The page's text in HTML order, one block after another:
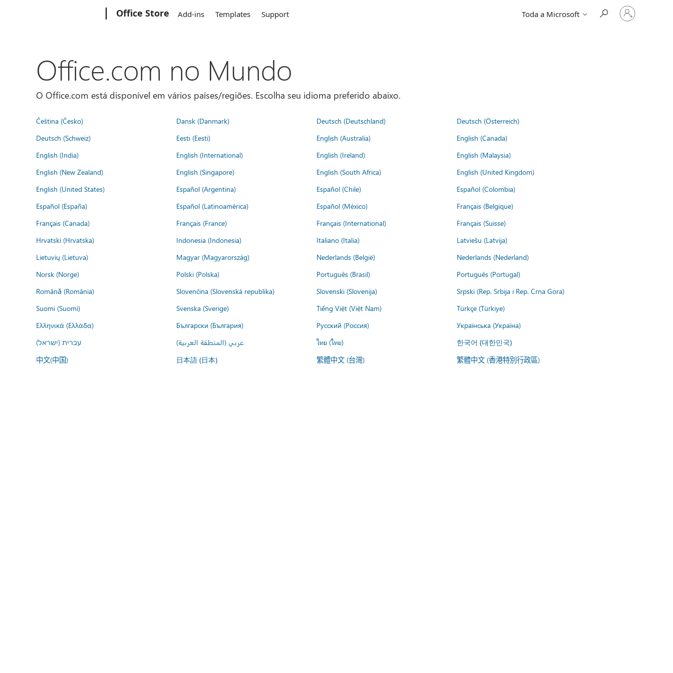
Office Store Add-ins Templates Support Toda a Microsoft
Entre
em
sua
Office.com no Mundo
O Office.com está disponível em vários países/regiões. Escolha seu idioma preferido abaixo.
Čeština (Česko) Dansk (Danmark) Deutsch (Deutschland)
Deutsch (Österreich)
Deutsch (Schweiz)
Eesti (Eesti) English (Australia)
English (Canada)
English (India)
English (International) English (Ireland)
English (Malaysia)
English (New Zealand)
English (Singapore) English (South Africa)
English (United Kingdom)
English (United States)
Español (Argentina) Español (Chile)
Español (Colombia)
Español (España)
Español (Latinoamérica) Español (México)
Français (Belgique)
Français (Canada)
Français (France) Français (International)
Français (Suisse)
Hrvatski (Hrvatska)
Indonesia (Indonesia) Italiano (Italia)
Latviešu (Latvija)
Lietuvių (Lietuva)
Magyar (Magyarország) Nederlands (België)
Nederlands (Nederland)
Norsk (Norge)
Polski (Polska) Português (Brasil)
Português (Portugal)
Română (România)
Slovenčina (Slovenská republika) Slovenski (Slovenija)
Srpski (Rep. Srbija i Rep. Crna Gora)
Suomi (Suomi)
Svenska (Sverige) Tiếng Việt (Việt Nam)
Türkçe (Türkiye)
Ελληνικά (Ελλάδα)
Български (България) Русский (Россия)
Українська (Україна)
עברית (ישראל)
عربي (المنطقة العربية) ไทย (ไทย) 한국어 (대한민국)
中文(中国) 日本語 (日本) 繁體中文 (台灣) 繁體中文 (香港特別行政區)